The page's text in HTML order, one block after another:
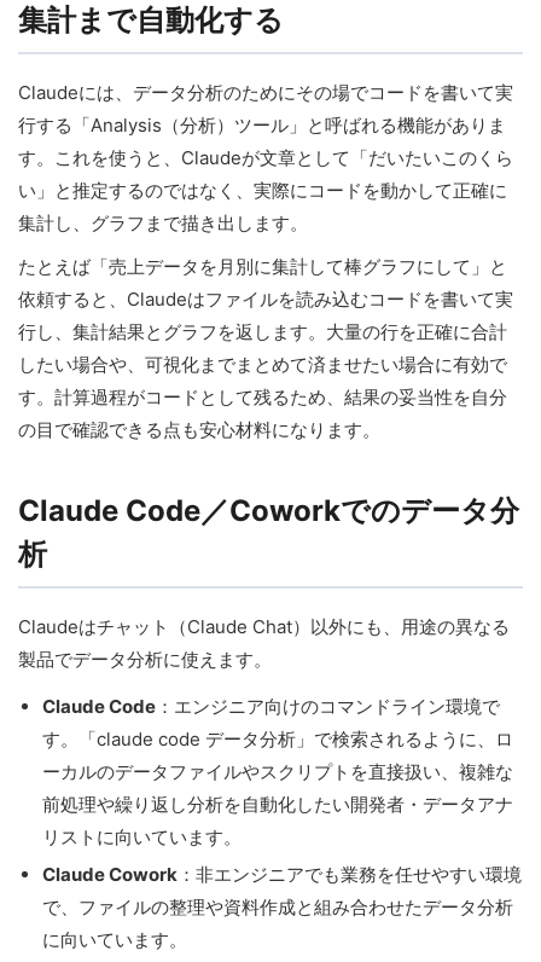
集計まで自動化する
Claudeには、データ分析のためにその場でコードを書いて実
行する「Analysis（分析）ツール」と呼ばれる機能がありま
す。これを使うと、Claudeが文章として「だいたいこのくら
い」と推定するのではなく、実際にコードを動かして正確に
集計し、グラフまで描き出します。
たとえば「売上データを月別に集計して棒グラフにして」と
依頼すると、Claudeはファイルを読み込むコードを書いて実
行し、集計結果とグラフを返します。大量の行を正確に合計
したい場合や、可視化までまとめて済ませたい場合に有効で
す。計算過程がコードとして残るため、結果の妥当性を自分
の目で確認できる点も安心材料になります。
Claude Code／Coworkでのデータ分
析
Claudeはチャット（Claude Chat）以外にも、用途の異なる
製品でデータ分析に使えます。
Claude Code ：エンジニア向けのコマンドライン環境で
す。「claude code データ分析」で検索されるように、ロ
ーカルのデータファイルやスクリプトを直接扱い、複雑な
前処理や繰り返し分析を自動化したい開発者・データアナ
リストに向いています。
Claude Cowork ：非エンジニアでも業務を任せやすい環境
で、ファイルの整理や資料作成と組み合わせたデータ分析
に向いています。